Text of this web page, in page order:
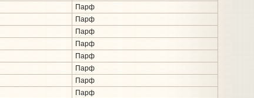
Парф
Парф
Парф
Парф
Парф
Парф
Парф
Парф